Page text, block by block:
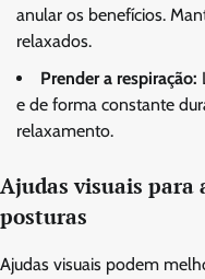
anular os benefícios.
relaxados.
Prender a respiração:
e de forma constante
relaxamento.
Ajudas visuais para
posturas
Ajudas visuais podem